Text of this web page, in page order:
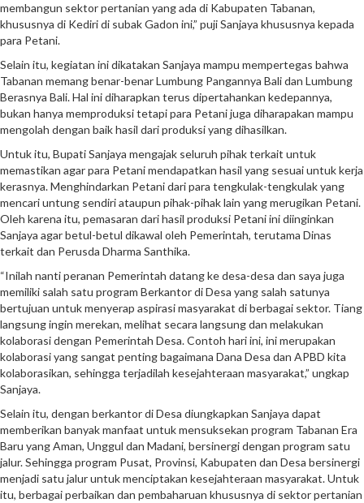
membangun sektor pertanian yang ada di Kabupaten Tabanan,
khususnya di Kediri di subak Gadon ini,” puji Sanjaya khususnya kepada
para Petani.
Selain itu, kegiatan ini dikatakan Sanjaya mampu mempertegas bahwa
Tabanan memang benar-benar Lumbung Pangannya Bali dan Lumbung
Berasnya Bali. Hal ini diharapkan terus dipertahankan kedepannya,
bukan hanya memproduksi tetapi para Petani juga diharapakan mampu
mengolah dengan baik hasil dari produksi yang dihasilkan.
Untuk itu, Bupati Sanjaya mengajak seluruh pihak terkait untuk
memastikan agar para Petani mendapatkan hasil yang sesuai untuk kerja
kerasnya. Menghindarkan Petani dari para tengkulak-tengkulak yang
mencari untung sendiri ataupun pihak-pihak lain yang merugikan Petani.
Oleh karena itu, pemasaran dari hasil produksi Petani ini diinginkan
Sanjaya agar betul-betul dikawal oleh Pemerintah, terutama Dinas
terkait dan Perusda Dharma Santhika.
“Inilah nanti peranan Pemerintah datang ke desa-desa dan saya juga
memiliki salah satu program Berkantor di Desa yang salah satunya
bertujuan untuk menyerap aspirasi masyarakat di berbagai sektor. Tiang
langsung ingin merekan, melihat secara langsung dan melakukan
kolaborasi dengan Pemerintah Desa. Contoh hari ini, ini merupakan
kolaborasi yang sangat penting bagaimana Dana Desa dan APBD kita
kolaborasikan, sehingga terjadilah kesejahteraan masyarakat,” ungkap
Sanjaya.
Selain itu, dengan berkantor di Desa diungkapkan Sanjaya dapat
memberikan banyak manfaat untuk mensuksekan program Tabanan Era
Baru yang Aman, Unggul dan Madani, bersinergi dengan program satu
jalur. Sehingga program Pusat, Provinsi, Kabupaten dan Desa bersinergi
menjadi satu jalur untuk menciptakan kesejahteraan masyarakat. Untuk
itu, berbagai perbaikan dan pembaharuan khususnya di sektor pertanian